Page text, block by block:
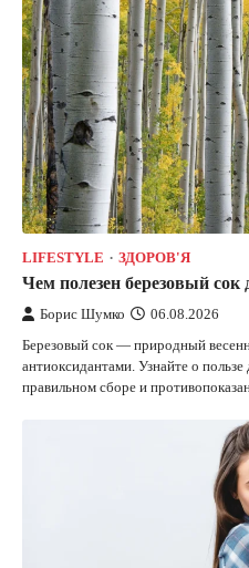
LIFESTYLE ЗДОРОВ'Я
Чем полезен березовый сок
Борис Шумко 06.08.2026
Березовый сок — природный
антиоксидантами. Узнайте о
правильном сборе и